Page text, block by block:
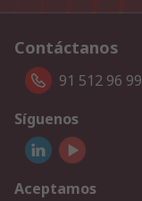
Contáctanos
91 512 96 99
Síguenos
Aceptamos